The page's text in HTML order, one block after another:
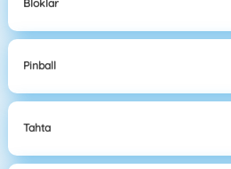
Bloklar
Pinball
Tahta